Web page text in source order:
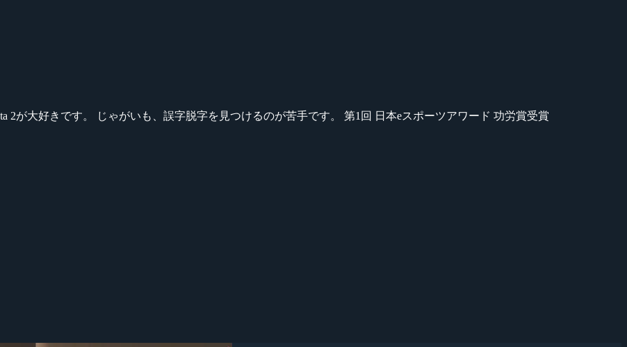
2が大好きです。 じゃがいも、誤字脱字を見つけるのが苦手です。 第1回 日本eスポーツアワード 功労賞受賞